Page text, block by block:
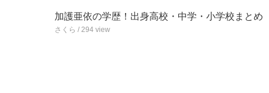
加護亜依の学歴！出身高校・中学・小学校まとめ
さくら / 294 view